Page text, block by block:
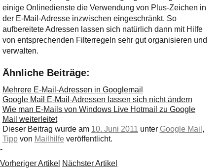
einige Onlinedienste die Verwendung von Plus-Zeichen in
der E-Mail-Adresse inzwischen eingeschränkt. So
aufbereitete Adressen lassen sich natürlich dann mit Hilfe
von entsprechenden Filterregeln sehr gut organisieren und
verwalten.
Ähnliche Beiträge:
Mehrere E-Mail-Adressen in Googlemail
Google Mail E-Mail-Adressen lassen sich nicht ändern
Wie man E-Mails von Windows Live Hotmail zu Google
Mail weiterleitet
Dieser Beitrag wurde am 10. Juni 2011 unter Google Mail ,
Tipp von Mailhilfe veröffentlicht.
-
Vorheriger Artikel Nächster Artikel